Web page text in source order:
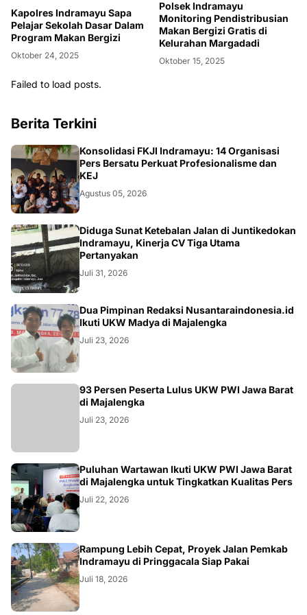
Kapolres Indramayu Sapa
Pelajar Sekolah Dasar Dalam
Program Makan Bergizi
Oktober 24, 2025
Polsek Indramayu
Monitoring Pendistribusian
Makan Bergizi Gratis di
Kelurahan Margadadi
Oktober 15, 2025
Failed to load posts.
Berita Terkini
Konsolidasi FKJI Indramayu: 14 Organisasi
Pers Bersatu Perkuat Profesionalisme dan
KEJ
Agustus 05, 2026
KRIMINAL
Diduga Sunat Ketebalan Jalan di Juntikedokan
Indramayu, Kinerja CV Tiga Utama
Pertanyakan
Juli 31, 2026
Dua Pimpinan Redaksi Nusantaraindonesia.id
Ikuti UKW Madya di Majalengka
Juli 23, 2026
93 Persen Peserta Lulus UKW PWI Jawa Barat
di Majalengka
Juli 23, 2026
Puluhan Wartawan Ikuti UKW PWI Jawa Barat
di Majalengka untuk Tingkatkan Kualitas Pers
Juli 22, 2026
LOKAL
Rampung Lebih Cepat, Proyek Jalan Pemkab
Indramayu di Pringgacala Siap Pakai
Juli 18, 2026